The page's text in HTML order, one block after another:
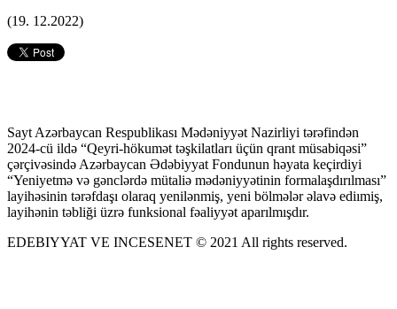
(19. 12.2022)
Sayt Azərbaycan Respublikası Mədəniyyət Nazirliyi tərəfindən
2024-cü ildə “Qeyri-hökumət təşkilatları üçün qrant müsabiqəsi”
çərçivəsində Azərbaycan Ədəbiyyat Fondunun həyata keçirdiyi
“Yeniyetmə və gənclərdə mütaliə mədəniyyətinin formalaşdırılması”
layihəsinin tərəfdaşı olaraq yenilənmiş, yeni bölmələr əlavə ediımiş,
layihənin təbliği üzrə funksional fəaliyyət aparılmışdır.
EDEBIYYAT VE INCESENET © 2021 All rights reserved.